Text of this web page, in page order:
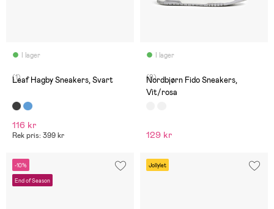
I lager
(1)
Leaf Hagby Sneakers, Svart
116 kr
Rek pris: 399 kr
I lager
(9)
Nordbjørn Fido Sneakers,
Vit/rosa
129 kr
-10%
End of Season
Jollylet